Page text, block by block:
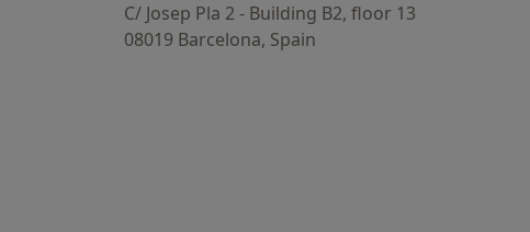
C/ Josep Pla 2 - Building B2, floor 13
08019 Barcelona, Spain